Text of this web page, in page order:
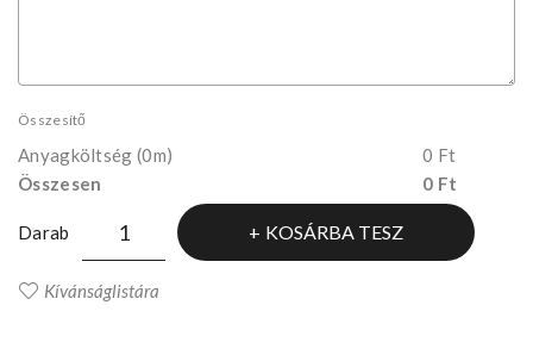
Összesítő
Anyagköltség (0m)
0 Ft
Összesen
0 Ft
Darab KOSÁRBA TESZ
Kívánságlistára